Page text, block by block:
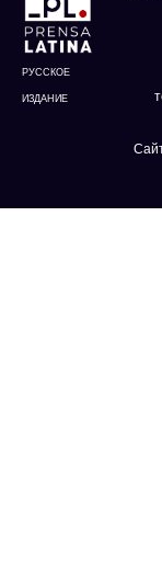
РУССКОЕ
ИЗДАНИЕ